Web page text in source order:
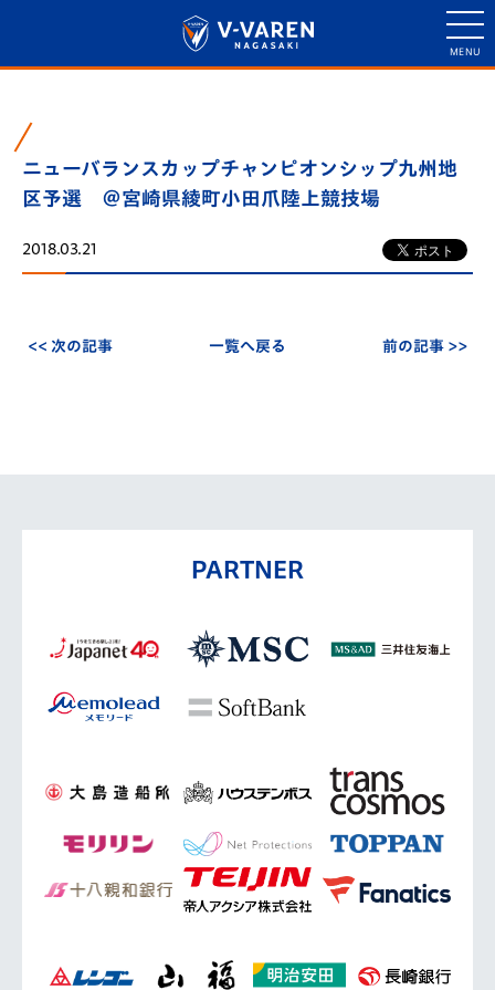
ニューバランスカップチャンピオンシップ九州地
区予選 ＠宮崎県綾町小田爪陸上競技場
2018.03.21
<< 次の記事 一覧へ戻る 前の記事 >>
PARTNER